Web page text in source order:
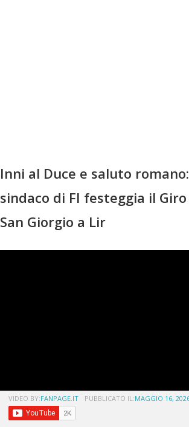
Inni al Duce e saluto
sindaco di FI festeggia il
San Giorgio a Lir
VIDEO BY:FANPAGE.IT PUBBLICATO IL:MAGGIO 16,